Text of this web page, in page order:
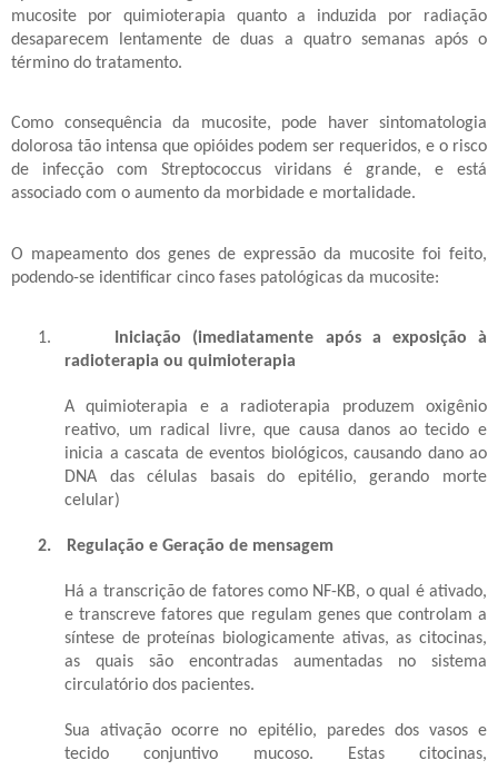
mucosite por quimioterapia quanto a induzida por radiação
desaparecem lentamente de duas a quatro semanas após o
término do tratamento.
Como consequência da mucosite, pode haver sintomatologia
dolorosa tão intensa que opióides podem ser requeridos, e o risco
de infecção com Streptococcus viridans é grande, e está
associado com o aumento da morbidade e mortalidade.
O mapeamento dos genes de expressão da mucosite foi feito,
podendo-se identificar cinco fases patológicas da mucosite:
1.
Iniciação (imediatamente após a exposição à
radioterapia ou quimioterapia
A quimioterapia e a radioterapia produzem oxigênio
reativo, um radical livre, que causa danos ao tecido e
inicia a cascata de eventos biológicos, causando dano ao
DNA das células basais do epitélio, gerando morte
celular)
2. Regulação e Geração de mensagem
Há a transcrição de fatores como NF-KB, o qual é ativado,
e transcreve fatores que regulam genes que controlam a
síntese de proteínas biologicamente ativas, as citocinas,
as quais são encontradas aumentadas no sistema
circulatório dos pacientes.
Sua ativação ocorre no epitélio, paredes dos vasos e
tecido conjuntivo mucoso. Estas citocinas,